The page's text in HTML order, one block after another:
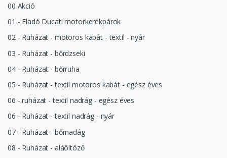
00 Akció
01 - Eladó Ducati motorkerékpárok
02 - Ruházat - motoros kabát - textil - nyár
03 - Ruházat - bőrdzseki
04 - Ruházat - bőrruha
05 - Ruházat - textil motoros kabát - egész éves
06 - ruházat - textil nadrág - egész éves
06 - Ruházat - textil nadrág - nyár
07 - Ruházat - bőrnadág
08 - Ruházat - aláöltöző